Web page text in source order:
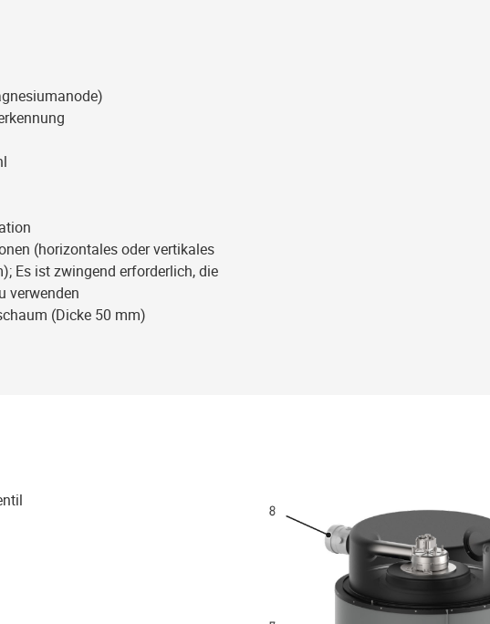
(horizontales oder vertikales
Es ist zwingend erforderlich, die
verwenden
(Dicke 50 mm)